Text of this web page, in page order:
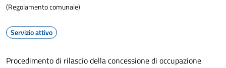
(Regolamento comunale)
Servizio attivo
Procedimento di rilascio della concessione di occupazione